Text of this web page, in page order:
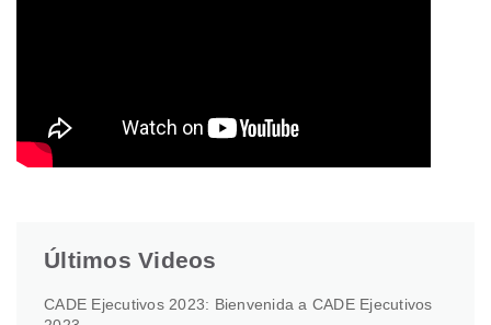
Últimos Videos
CADE Ejecutivos 2023: Bienvenida a CADE Ejecutivos